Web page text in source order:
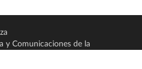
Comunicaciones de la